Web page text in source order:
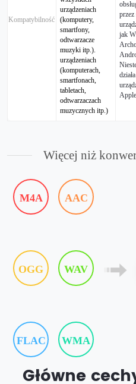
Kompatybilność
urządzeniach
(komputery,
smartfony,
odtwarzacze
muzyki itp.).
urządzeniach
(komputerach,
smartfonach,
tabletach,
odtwarzaczach
muzycznych itp.)
jak
Więcej niż
M4A AAC
OGG WAV
FLAC WMA
Główne